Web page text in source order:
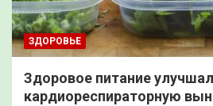
ЗДОРОВЬЕ
Здоровое питание
кардиореспираторную